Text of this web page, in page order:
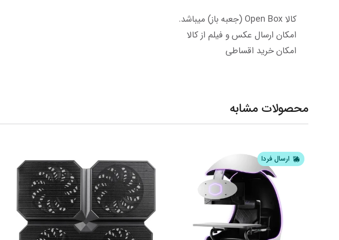
امکان خرید اقساطی
محصولات مشابه
ارسال فردا